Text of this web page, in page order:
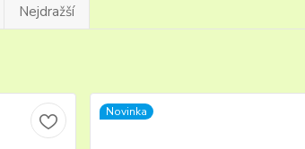
Nejdražší
Novinka